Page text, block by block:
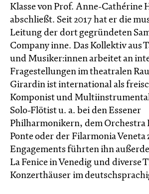
Klasse von Prof. Anne-Cathérine
abschließt. Seit 2017 hat er die
Leitung der dort gegründeten
Company inne. Das Kollektiv aus
und Musiker:innen arbeitet an
Fragestellungen im theatralen
Girardin ist international als
Komponist und
Solo-Flötist u. a. bei den Essener
Philharmonikern, dem Orchestra
Ponte oder der Filarmonia Veneta
Engagements führten ihn
La Fenice in Venedig und diverse
Konzerthäuser im